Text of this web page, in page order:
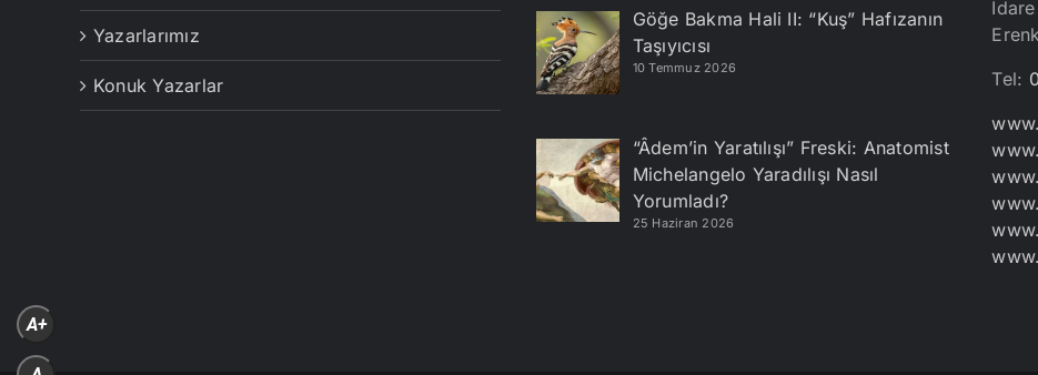
Yazarlarımız
Konuk Yazarlar
Göğe Bakma Hali II: “Kuş” Hafızanın
Taşıyıcısı
10 Temmuz 2026
“Âdem’in Yaratılışı” Freski: Anatomist
Michelangelo Yaradılışı Nasıl
Yorumladı?
25 Haziran 2026
Tel:
A+